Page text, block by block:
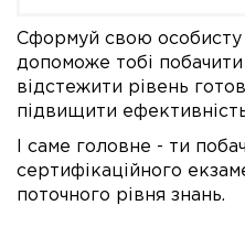
Сформуй свою особисту
допоможе тобі
відстежити рівень
підвищити
І саме головне - ти
сертифікаційного
поточного рівня знань.